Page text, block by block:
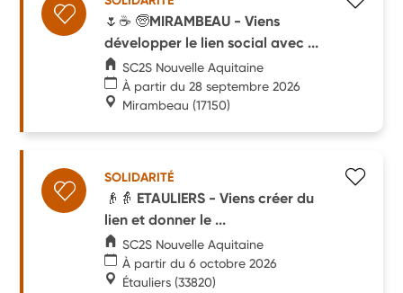
🌷☕️ 🧓MIRAMBEAU - Viens
développer le lien social avec ...
SC2S Nouvelle Aquitaine
À partir du 28 septembre 2026
Mirambeau (17150)
SOLIDARITÉ
👴👵 ETAULIERS - Viens créer du
lien et donner le ...
SC2S Nouvelle Aquitaine
À partir du 6 octobre 2026
Étauliers (33820)